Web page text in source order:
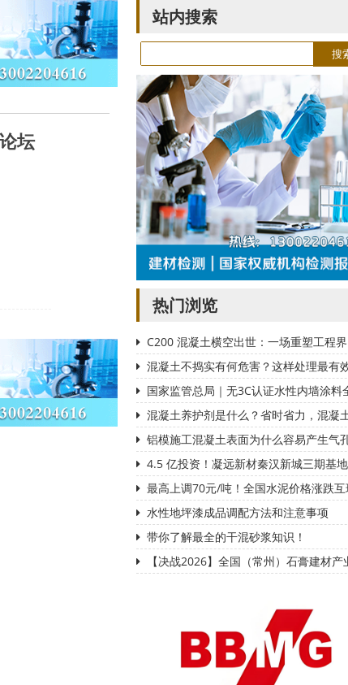
坛
站内搜索
热门浏览
C200 混凝土横空出世：一场重塑工程界
混凝土不捣实有何危害？这样处理最有
国家监管总局｜无3C认证水性内墙涂料
混凝土养护剂是什么？省时省力，混凝
铝模施工混凝土表面为什么容易产生气
4.5 亿投资！凝远新材秦汉新城三期基地
最高上调70元/吨！全国水泥价格涨跌
水性地坪漆成品调配方法和注意事项
带你了解最全的干混砂浆知识！
【决战2026】全国（常州）石膏建材产